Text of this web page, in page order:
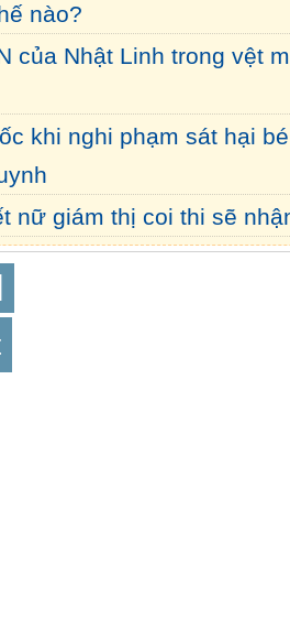
nào?
của Nhật Linh trong vệt
khi nghi phạm sát hại
nữ giám thị coi thi sẽ